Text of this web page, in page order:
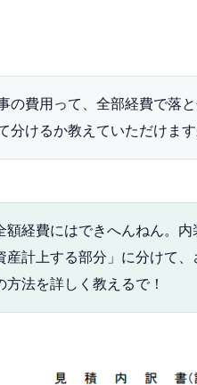
の費用って、全部経費で落
分けるか教えていただけます
額経費にはできへんねん。
産計上する部分」に分けて、
方法を詳しく教えるで！